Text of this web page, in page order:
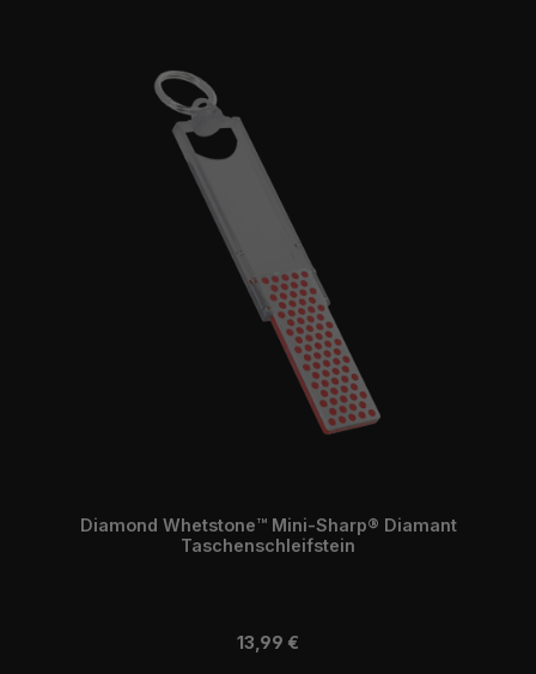
Diamond Whetstone™ Mini-Sharp® Diamant
Taschenschleifstein
Regulärer Preis:
13,99 €